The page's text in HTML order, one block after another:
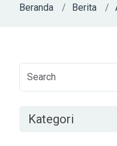
Beranda Berita
Kategori